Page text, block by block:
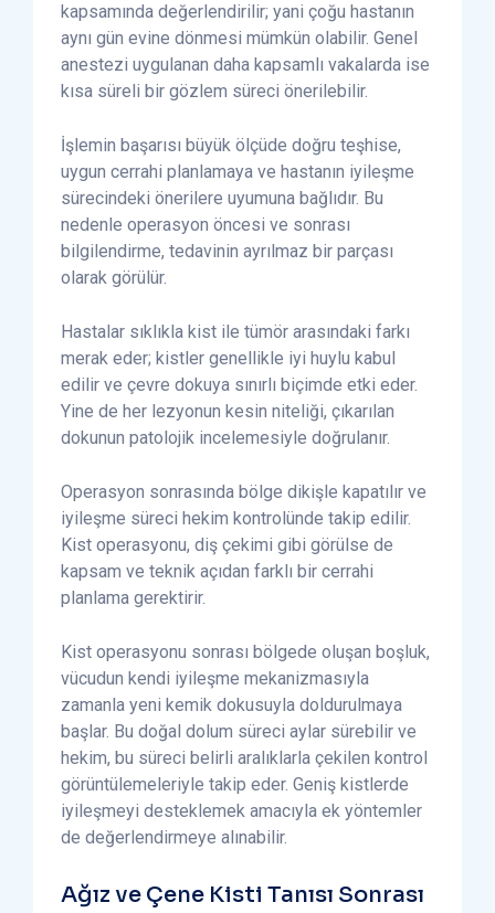
kapsamında değerlendirilir; yani çoğu hastanın
aynı gün evine dönmesi mümkün olabilir. Genel
anestezi uygulanan daha kapsamlı vakalarda ise
kısa süreli bir gözlem süreci önerilebilir.
İşlemin başarısı büyük ölçüde doğru teşhise,
uygun cerrahi planlamaya ve hastanın iyileşme
sürecindeki önerilere uyumuna bağlıdır. Bu
nedenle operasyon öncesi ve sonrası
bilgilendirme, tedavinin ayrılmaz bir parçası
olarak görülür.
Hastalar sıklıkla kist ile tümör arasındaki farkı
merak eder; kistler genellikle iyi huylu kabul
edilir ve çevre dokuya sınırlı biçimde etki eder.
Yine de her lezyonun kesin niteliği, çıkarılan
dokunun patolojik incelemesiyle doğrulanır.
Operasyon sonrasında bölge dikişle kapatılır ve
iyileşme süreci hekim kontrolünde takip edilir.
Kist operasyonu, diş çekimi gibi görülse de
kapsam ve teknik açıdan farklı bir cerrahi
planlama gerektirir.
Kist operasyonu sonrası bölgede oluşan boşluk,
vücudun kendi iyileşme mekanizmasıyla
zamanla yeni kemik dokusuyla doldurulmaya
başlar. Bu doğal dolum süreci aylar sürebilir ve
hekim, bu süreci belirli aralıklarla çekilen kontrol
görüntülemeleriyle takip eder. Geniş kistlerde
iyileşmeyi desteklemek amacıyla ek yöntemler
de değerlendirmeye alınabilir.
Ağız ve Çene Kisti Tanısı Sonrası